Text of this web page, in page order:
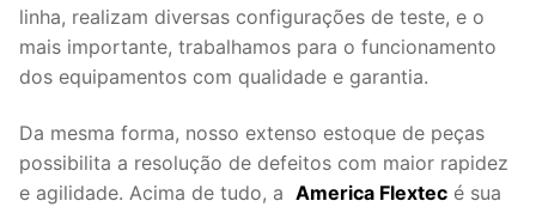
linha, realizam diversas configurações de teste, e o
mais importante, trabalhamos para o funcionamento
dos equipamentos com qualidade e garantia.
Da mesma forma, nosso extenso estoque de peças
possibilita a resolução de defeitos com maior rapidez
e agilidade. Acima de tudo, a America Flextec é sua